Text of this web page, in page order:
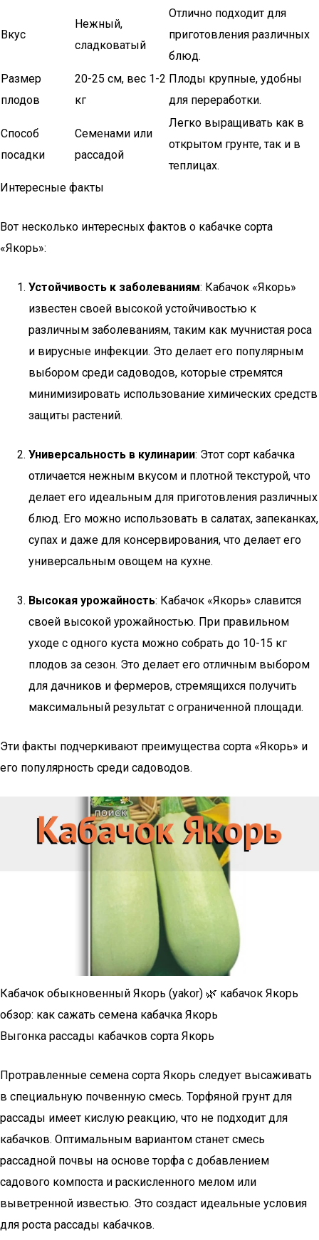
Вкус
Нежный,
сладковатый
Отлично подходит для
приготовления различных
блюд.
Размер
плодов
20-25 см, вес 1-2
кг
Плоды крупные, удобны
для переработки.
Способ
посадки
Семенами или
рассадой
Легко выращивать как в
открытом грунте, так и в
теплицах.
Интересные факты
Вот несколько интересных фактов о кабачке сорта
«Якорь»:
Устойчивость к заболеваниям: Кабачок «Якорь»
известен своей высокой устойчивостью к
различным заболеваниям, таким как мучнистая роса
и вирусные инфекции. Это делает его популярным
выбором среди садоводов, которые стремятся
минимизировать использование химических средств
защиты растений.
Универсальность в кулинарии: Этот сорт кабачка
отличается нежным вкусом и плотной текстурой, что
делает его идеальным для приготовления различных
блюд. Его можно использовать в салатах, запеканках,
супах и даже для консервирования, что делает его
универсальным овощем на кухне.
Высокая урожайность: Кабачок «Якорь» славится
своей высокой урожайностью. При правильном
уходе с одного куста можно собрать до 10-15 кг
плодов за сезон. Это делает его отличным выбором
для дачников и фермеров, стремящихся получить
максимальный результат с ограниченной площади.
Эти факты подчеркивают преимущества сорта «Якорь» и
его популярность среди садоводов.
Кабачок обыкновенный Якорь (yakor) 🌿 кабачок Якорь
обзор: как сажать семена кабачка Якорь
Выгонка рассады кабачков сорта Якорь
Протравленные семена сорта Якорь следует высаживать
в специальную почвенную смесь. Торфяной грунт для
рассады имеет кислую реакцию, что не подходит для
кабачков. Оптимальным вариантом станет смесь
рассадной почвы на основе торфа с добавлением
садового компоста и раскисленного мелом или
выветренной известью. Это создаст идеальные условия
для роста рассады кабачков.